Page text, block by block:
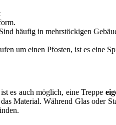
häufig in mehrstöckigen
um einen Pfosten, ist es eine
es auch möglich, eine Treppe
Material. Während Glas oder